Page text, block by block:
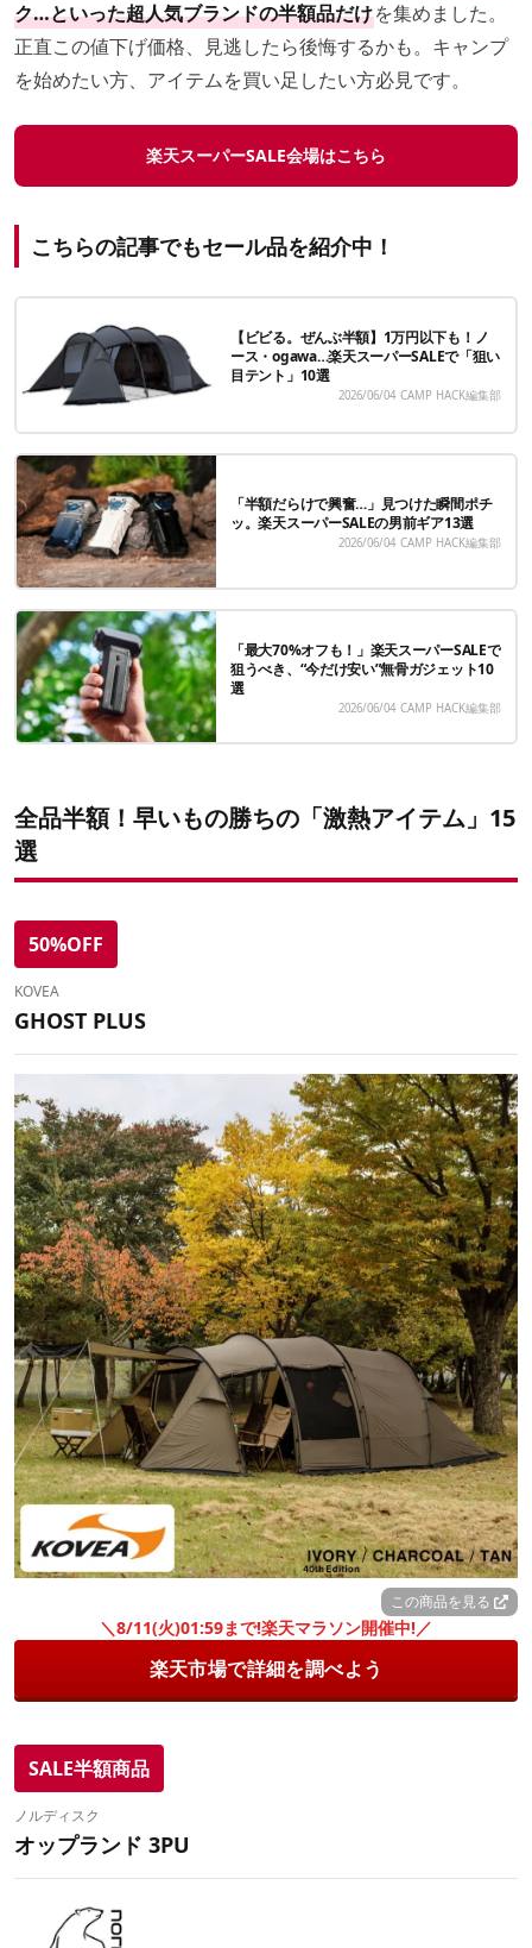
ク…といった超人気ブランドの半額品だけを集めました。
正直この値下げ価格、見逃したら後悔するかも。キャンプ
を始めたい方、アイテムを買い足したい方必見です。
楽天スーパーSALE会場はこちら
こちらの記事でもセール品を紹介中！
【ビビる。ぜんぶ半額】1万円以下も！ノ
ース・ogawa…楽天スーパーSALEで「狙い
目テント」10選
2026/06/04 CAMP HACK編集部
「半額だらけで興奮…」見つけた瞬間ポチ
ッ。楽天スーパーSALEの男前ギア13選
2026/06/04 CAMP HACK編集部
「最大70%オフも！」楽天スーパーSALEで
狙うべき、“今だけ安い”無骨ガジェット10
選
2026/06/04 CAMP HACK編集部
全品半額！早いもの勝ちの「激熱アイテム」15
選
50%OFF
KOVEA
GHOST PLUS
この商品を見る
＼8/11(火)01:59まで!楽天マラソン開催中!／
楽天市場で詳細を調べよう
SALE半額商品
ノルディスク
オップランド 3PU